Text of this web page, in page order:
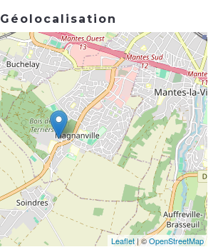
Géolocalisation
Leaflet| ©OpenStreetMap